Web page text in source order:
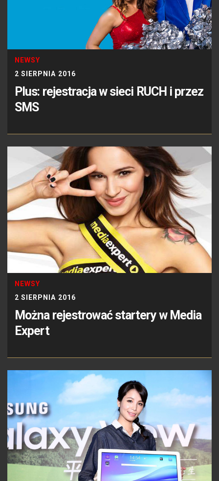
NEWSY
2 SIERPNIA 2016
Plus: rejestracja w sieci RUCH i przez
SMS
NEWSY
2 SIERPNIA 2016
Można rejestrować startery w Media
Expert